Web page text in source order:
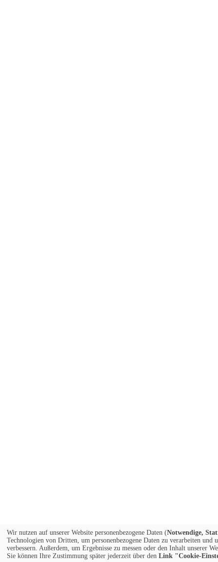
Wir nutzen auf unserer Website personenbezogene Daten (Notwendige,
Technologien von Dritten, um personenbezogene Daten zu verarbeiten
verbessern. Außerdem, um Ergebnisse zu messen oder den Inhalt unserer
Sie können Ihre Zustimmung später jederzeit über den Link "Cookie-